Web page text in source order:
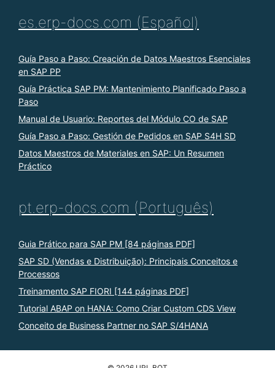
es.erp-docs.com (Español)
Guía Paso a Paso: Creación de Datos Maestros Esenciales
en SAP PP
Guía Práctica SAP PM: Mantenimiento Planificado Paso a
Paso
Manual de Usuario: Reportes del Módulo CO de SAP
Guía Paso a Paso: Gestión de Pedidos en SAP S4H SD
Datos Maestros de Materiales en SAP: Un Resumen
Práctico
pt.erp-docs.com (Português)
Guia Prático para SAP PM [84 páginas PDF]
SAP SD (Vendas e Distribuição): Principais Conceitos e
Processos
Treinamento SAP FIORI [144 páginas PDF]
Tutorial ABAP on HANA: Como Criar Custom CDS View
Conceito de Business Partner no SAP S/4HANA